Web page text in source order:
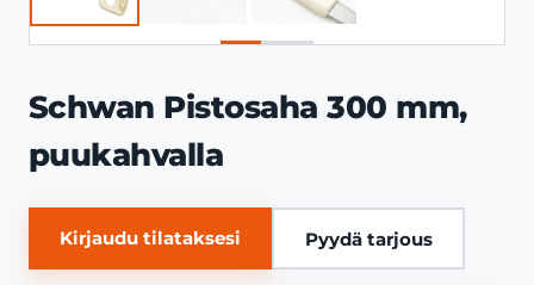
Schwan Pistosaha 300 mm,
puukahvalla
Kirjaudu tilataksesi Pyydä tarjous